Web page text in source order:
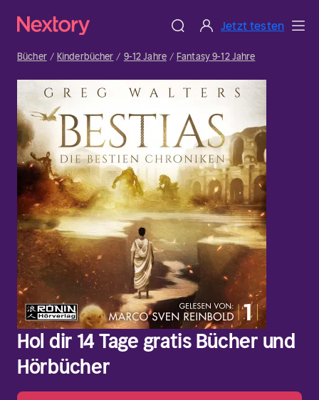
Jetzt testen
Bücher Kinderbücher 9-12 Jahre Fantasy 9-12 Jahre
Hol dir 14 Tage gratis Bücher und
Hörbücher